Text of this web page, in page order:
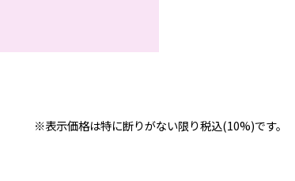
※表示価格は特に断りがない限り税込(10%)です。